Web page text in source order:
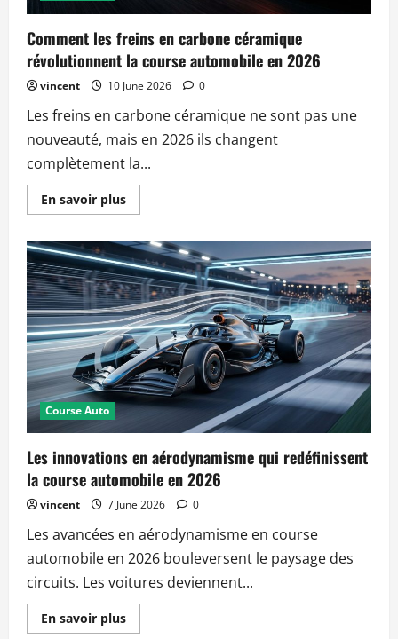
Comment les freins en carbone céramique
révolutionnent la course automobile en 2026
vincent 10 June 2026 0
Les freins en carbone céramique ne sont pas une
nouveauté, mais en 2026 ils changent
complètement la...
En savoir plusRead
more
les
freins
en
carbone
céramique
révolutionnent
la
course
automobile
en
2026
Course Auto
Les innovations en aérodynamisme qui redéfinissent
la course automobile en 2026
vincent 7 June 2026 0
Les avancées en aérodynamisme en course
automobile en 2026 bouleversent le paysage des
circuits. Les voitures deviennent...
En savoir plusRead
more